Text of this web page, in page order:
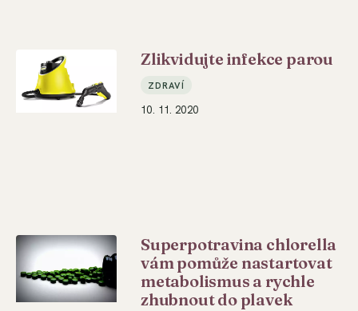
Zlikvidujte infekce parou
ZDRAVÍ
10. 11. 2020
Superpotravina chlorella
vám pomůže nastartovat
metabolismus a rychle
zhubnout do plavek